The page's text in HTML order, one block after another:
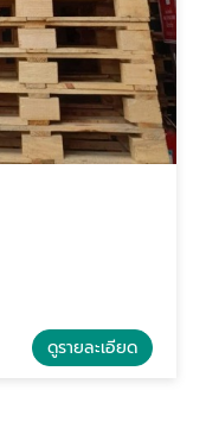
ดูรายละเอียด